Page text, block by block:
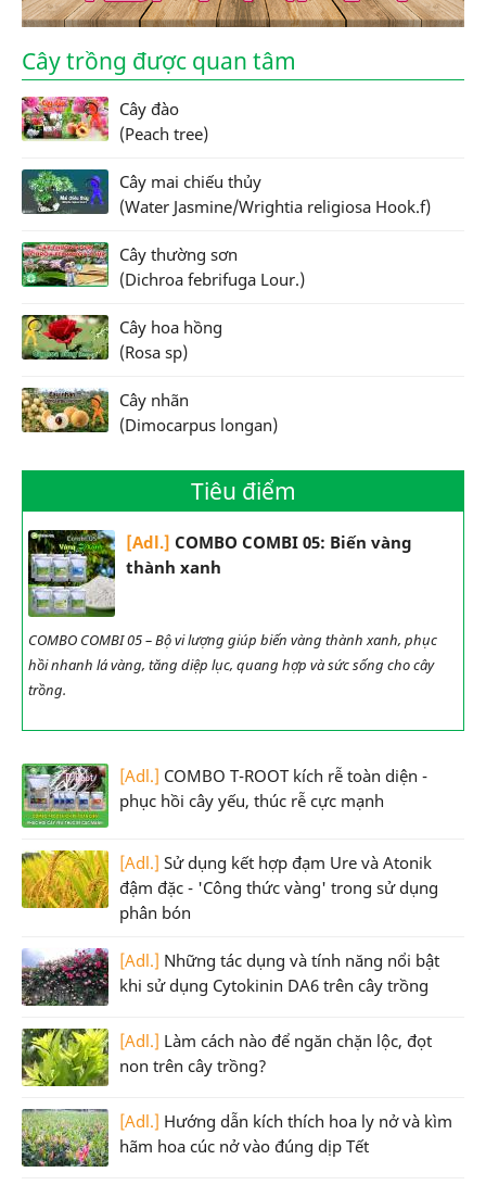
Cây trồng được quan tâm
Cây đào
(Peach tree)
Cây mai chiếu thủy
(Water Jasmine/Wrightia religiosa Hook.f)
Cây thường sơn
(Dichroa febrifuga Lour.)
Cây hoa hồng
(Rosa sp)
Cây nhãn
(Dimocarpus longan)
Tiêu điểm
[Adl.] COMBO COMBI 05: Biến vàng
thành xanh
COMBO COMBI 05 – Bộ vi lượng giúp biến vàng thành xanh, phục
hồi nhanh lá vàng, tăng diệp lục, quang hợp và sức sống cho cây
trồng.
[Adl.] COMBO T-ROOT kích rễ toàn diện -
phục hồi cây yếu, thúc rễ cực mạnh
[Adl.] Sử dụng kết hợp đạm Ure và Atonik
đậm đặc - 'Công thức vàng' trong sử dụng
phân bón
[Adl.] Những tác dụng và tính năng nổi bật
khi sử dụng Cytokinin DA6 trên cây trồng
[Adl.] Làm cách nào để ngăn chặn lộc, đọt
non trên cây trồng?
[Adl.] Hướng dẫn kích thích hoa ly nở và kìm
hãm hoa cúc nở vào đúng dịp Tết